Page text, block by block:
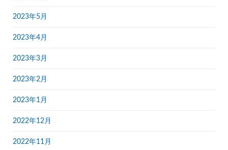
2023年5月
2023年4月
2023年3月
2023年2月
2023年1月
2022年12月
2022年11月